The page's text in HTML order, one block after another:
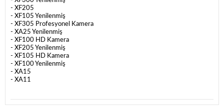
- XF205
- XF105 Yenilenmiş
- XF305 Profesyonel Kamera
- XA25 Yenilenmiş
- XF100 HD Kamera
- XF205 Yenilenmiş
- XF105 HD Kamera
- XF100 Yenilenmiş
- XA15
- XA11